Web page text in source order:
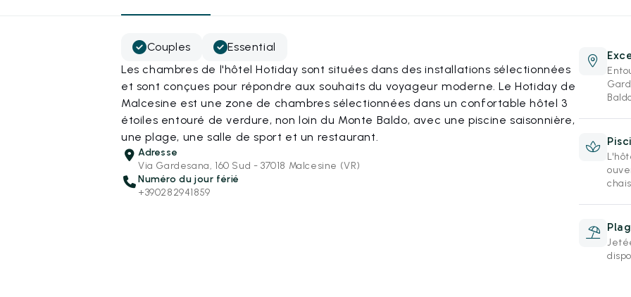
Couples
Essential
Les chambres de l'hôtel Hotiday sont situées dans des installations sélectionnées
et sont conçues pour répondre aux souhaits du voyageur moderne. Le Hotiday de
Malcesine est une zone de chambres sélectionnées dans un confortable hôtel 3
étoiles entouré de verdure, non loin du Monte Baldo, avec une piscine saisonnière,
une plage, une salle de sport et un restaurant.
Adresse
Via Gardesana, 160 Sud - 37018 Malcesine (VR)
Numéro du jour férié
+390282941859